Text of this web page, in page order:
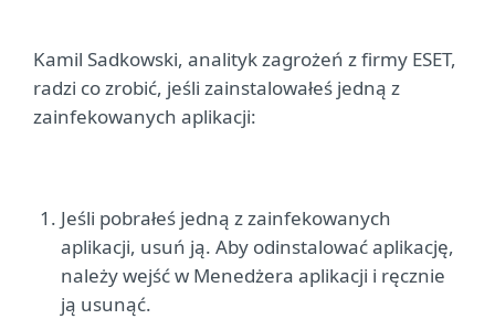
Kamil Sadkowski, analityk zagrożeń z firmy ESET,
radzi co zrobić, jeśli zainstalowałeś jedną z
zainfekowanych aplikacji:
Jeśli pobrałeś jedną z zainfekowanych
aplikacji, usuń ją. Aby odinstalować aplikację,
należy wejść w Menedżera aplikacji i ręcznie
ją usunąć.